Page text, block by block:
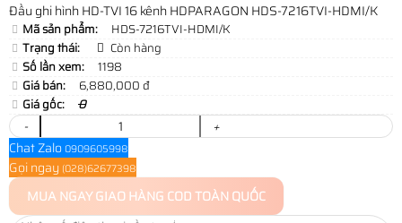
Đầu ghi hình HD-TVI 16 kênh HDPARAGON HDS-7216TVI-HDMI/K
Mã sản phẩm:
HDS-7216TVI-HDMI/K
Trạng thái:
Còn hàng
Số lần xem:
1198
Giá bán:
6,880,000 đ
Giá gốc:
0
-
+
Chat Zalo 0909605998
Gọi ngay (028)62677398
MUA NGAYGIAO HÀNG COD TOÀN QUỐC